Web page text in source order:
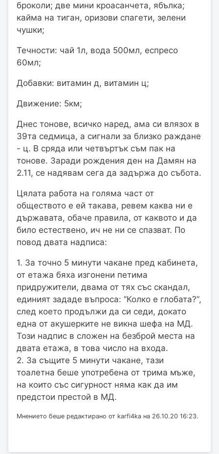
броколи; две мини кроасанчета, ябълка;
кайма на тиган, оризови спагети, зелени
чушки;
Течности: чай 1л, вода 500мл, еспресо
60мл;
Добавки: витамин д, витамин ц;
Движение: 5км;
Днес тонове, всичко наред, ама си влязох в
39та седмица, а сигнали за близко раждане
- ц. В сряда или четвъртък съм пак на
тонове. Заради рождения ден на Дамян на
2.11, се надявам сега да задържа до събота.
Цялата работа на голяма част от
обществото е ей такава, ревем каква ни е
държавата, обаче правила, от каквото и да
било естествено, ич не ни се спазват. По
повод двата надписа:
1. За точно 5 минути чакане пред кабинета,
от етажа бяха изгонени петима
придружители, двама от тях със скандал,
единият зададе въпроса: ‘’Колко е глобата?’‘,
след което продължи да си седи, докато
една от акушерките не викна шефа на МД.
Този надпис в сложен на безброй места на
двата етажа, в това число на входа.
2. За същите 5 минути чакане, тази
тоалетна беше употребена от трима мъже,
на които със сигурност няма как да им
предстои престой в МД.
Мнението беше редактирано от karfi4ka на 26.10.20 16:23.